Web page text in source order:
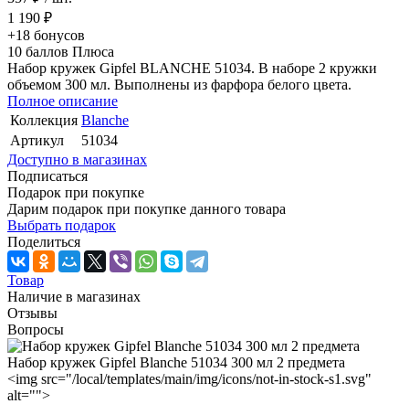
1 190 ₽
+18 бонусов
10 баллов Плюса
Набор кружек Gipfel BLANCHE 51034. В наборе 2 кружки
объемом 300 мл. Выполнены из фарфора белого цвета.
Полное описание
Коллекция Blanche
Артикул
51034
Доступно в магазинах
Подписаться
Подарок при покупке
Дарим подарок при покупке данного товара
Выбрать подарок
Поделиться
Товар
Наличие в магазинах
Отзывы
Вопросы
Набор кружек Gipfel Blanche 51034 300 мл 2 предмета
<img src="/local/templates/main/img/icons/not-in-stock-s1.svg"
alt="">